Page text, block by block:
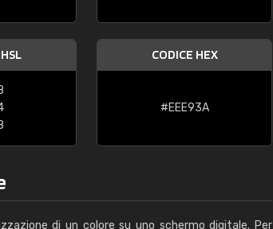
CODICE HEX
#EEE93A
di un colore su uno schermo digitale. Per